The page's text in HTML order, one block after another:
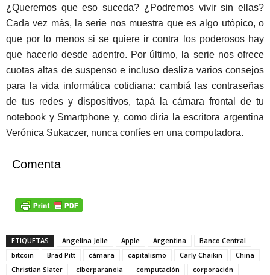
¿Queremos que eso suceda? ¿Podremos vivir sin ellas?
Cada vez más, la serie nos muestra que es algo utópico, o
que por lo menos si se quiere ir contra los poderosos hay
que hacerlo desde adentro. Por último, la serie nos ofrece
cuotas altas de suspenso e incluso desliza varios consejos
para la vida informática cotidiana: cambiá las contraseñas
de tus redes y dispositivos, tapá la cámara frontal de tu
notebook y Smartphone y, como diría la escritora argentina
Verónica Sukaczer, nunca confíes en una computadora.
Comenta
ETIQUETAS Angelina Jolie Apple Argentina
Banco Central
bitcoin
Brad Pitt cámara capitalismo Carly Chaikin
China
Christian Slater
ciberparanoia computación
corporación